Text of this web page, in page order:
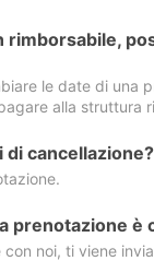
rimborsabile,
le date di una
alla struttura
di cancellazione?
prenotazione è
noi, ti viene